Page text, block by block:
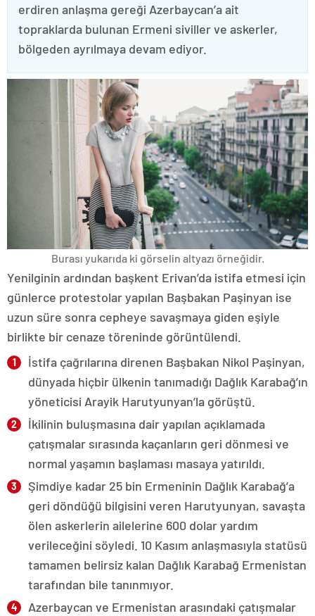
erdiren anlaşma gereği Azerbaycan’a ait
topraklarda bulunan Ermeni siviller ve askerler,
bölgeden ayrılmaya devam ediyor.
Burası yukarıda ki görselin altyazı örneğidir.
Yenilginin ardından başkent Erivan’da istifa etmesi için
günlerce protestolar yapılan Başbakan Paşinyan ise
uzun süre sonra cepheye savaşmaya giden eşiyle
birlikte bir cenaze töreninde görüntülendi.
İstifa çağrılarına direnen Başbakan Nikol Paşinyan,
dünyada hiçbir ülkenin tanımadığı Dağlık Karabağ’ın
yöneticisi Arayik Harutyunyan’la görüştü.
İkilinin buluşmasına dair yapılan açıklamada
çatışmalar sırasında kaçanların geri dönmesi ve
normal yaşamın başlaması masaya yatırıldı.
Şimdiye kadar 25 bin Ermeninin Dağlık Karabağ’a
geri döndüğü bilgisini veren Harutyunyan, savaşta
ölen askerlerin ailelerine 600 dolar yardım
verileceğini söyledi. 10 Kasım anlaşmasıyla statüsü
tamamen belirsiz kalan Dağlık Karabağ Ermenistan
tarafından bile tanınmıyor.
Azerbaycan ve Ermenistan arasındaki çatışmalar